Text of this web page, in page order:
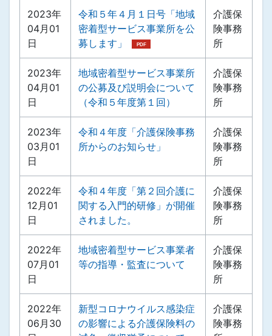
2023年
04月01
日
令和５年４月１日号「地域
密着型サービス事業所を公
募します」
介護保
険事務
所
2023年
04月01
日
地域密着型サービス事業所
の公募及び説明会について
（令和５年度第１回）
介護保
険事務
所
2023年
03月01
日
令和４年度「介護保険事務
所からのお知らせ」
介護保
険事務
所
2022年
12月01
日
令和４年度「第２回介護に
関する入門的研修」が開催
されました。
介護保
険事務
所
2022年
07月01
日
地域密着型サービス事業者
等の指導・監査について
介護保
険事務
所
2022年
06月30
新型コロナウイルス感染症
の影響による介護保険料の
介護保
険事務